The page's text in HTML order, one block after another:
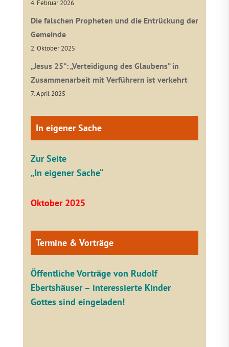
4. Februar 2026
Die falschen Propheten und die Entrückung der
Gemeinde
2. Oktober 2025
„Jesus 25“: „Verteidigung des Glaubens“ in
Zusammenarbeit mit Verführern ist verkehrt
7. April 2025
In eigener Sache
Zur Seite
„In eigener Sache“
Oktober 2025
Termine & Vorträge
Öffentliche Vorträge von Rudolf
Ebertshäuser – interessierte Kinder
Gottes sind eingeladen!